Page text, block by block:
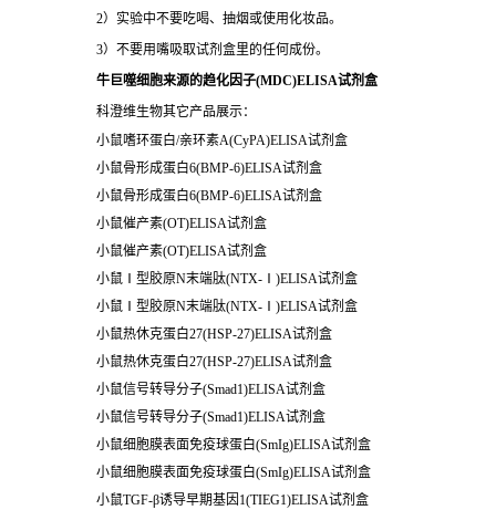
2）实验中不要吃喝、抽烟或使用化妆品。
3）不要用嘴吸取试剂盒里的任何成份。
牛巨噬细胞来源的趋化因子(MDC)ELISA试剂盒
科澄维生物其它产品展示：
小鼠嗜环蛋白/亲环素A(CyPA)ELISA试剂盒
小鼠骨形成蛋白6(BMP-6)ELISA试剂盒
小鼠骨形成蛋白6(BMP-6)ELISA试剂盒
小鼠催产素(OT)ELISA试剂盒
小鼠催产素(OT)ELISA试剂盒
小鼠Ⅰ型胶原N末端肽(NTX-Ⅰ)ELISA试剂盒
小鼠Ⅰ型胶原N末端肽(NTX-Ⅰ)ELISA试剂盒
小鼠热休克蛋白27(HSP-27)ELISA试剂盒
小鼠热休克蛋白27(HSP-27)ELISA试剂盒
小鼠信号转导分子(Smad1)ELISA试剂盒
小鼠信号转导分子(Smad1)ELISA试剂盒
小鼠细胞膜表面免疫球蛋白(SmIg)ELISA试剂盒
小鼠细胞膜表面免疫球蛋白(SmIg)ELISA试剂盒
小鼠TGF-β诱导早期基因1(TIEG1)ELISA试剂盒